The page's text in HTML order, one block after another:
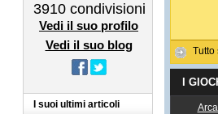
3910 condivisioni
Vedi il suo profilo
Vedi il suo blog
I suoi ultimi articoli
Tutto
I